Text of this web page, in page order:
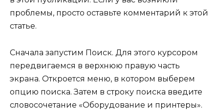
проблемы, просто оставьте комментарий к этой
статье.
Сначала запустим Поиск. Для этого курсором
передвигаемся в верхнюю правую часть
экрана. Откроется меню, в котором выберем
опцию поиска. Затем в строку поиска введите
словосочетание «Оборудование и принтеры».